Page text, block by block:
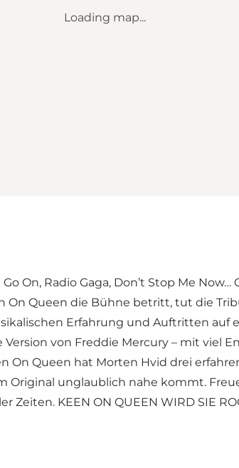
Loading map...
On, Radio Gaga, Don’t Stop Me
Queen die Bühne betritt, tut die
Erfahrung und Auftritten auf
von Freddie Mercury – mit viel
On Queen hat Morten Hvid drei
Original unglaublich nahe kommt.
KEEN ON QUEEN WIRD SIE